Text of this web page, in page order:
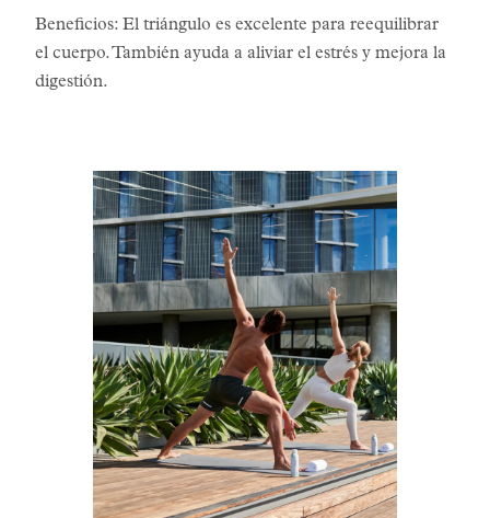
Beneficios: El triángulo es excelente para reequilibrar
el cuerpo. También ayuda a aliviar el estrés y mejora la
digestión.